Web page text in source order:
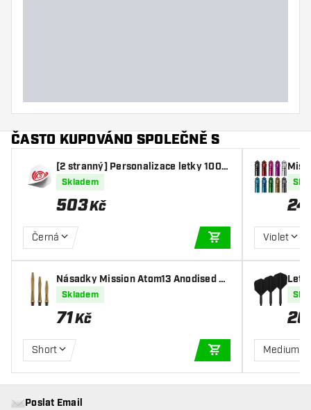
ČASTO KUPOVÁNO SPOLEČNĚ S
[2 stranný] Personalizace letky 100
Mikronů s obrázkem (10 setů)
Skladem
503Kč
Černá
PŘIDAT DO KOŠÍKU
Násadky Mission Atom13 Anodised M
etal Gripped Gold
Skladem
71Kč
Short
PŘIDAT DO KOŠÍKU
24
Violet
Medium
Poslat Email